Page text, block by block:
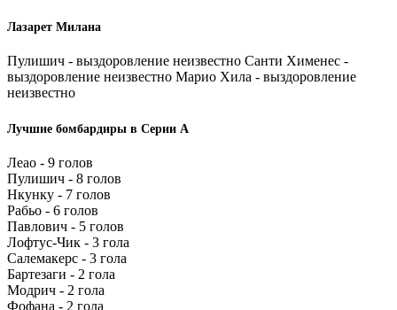
Лазарет Милана
Пулишич - выздоровление неизвестно Санти Хименес -
выздоровление неизвестно Марио Хила - выздоровление
неизвестно
Лучшие бомбардиры в Серии А
Леао - 9 голов
Пулишич - 8 голов
Нкунку - 7 голов
Рабьо - 6 голов
Павлович - 5 голов
Лофтус-Чик - 3 гола
Салемакерс - 3 гола
Бартезаги - 2 гола
Модрич - 2 гола
Фофана - 2 гола